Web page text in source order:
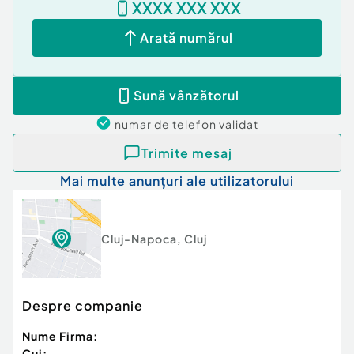
XXXX XXX XXX
Arată numărul
Sună vânzătorul
numar de telefon validat
Trimite mesaj
Mai multe anunțuri ale utilizatorului
Cluj-Napoca, Cluj
Despre companie
Nume Firma: